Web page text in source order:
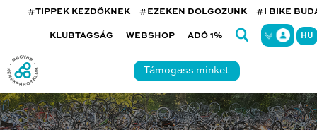
#TIPPEK KEZDŐKNEK #EZEKEN DOLGOZUNK #I BIKE
KLUBTAGSÁG WEBSHOP ADÓ 1% HU
Támogass minket